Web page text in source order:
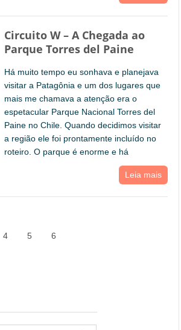
Circuito W – A Chegada ao
Parque Torres del Paine
Há muito tempo eu sonhava e planejava
visitar a Patagônia e um dos lugares que
mais me chamava a atenção era o
espetacular Parque Nacional Torres del
Paine no Chile. Quando decidimos visitar
a região ele foi prontamente incluído no
roteiro. O parque é enorme e há
Leia mais
4 5 6